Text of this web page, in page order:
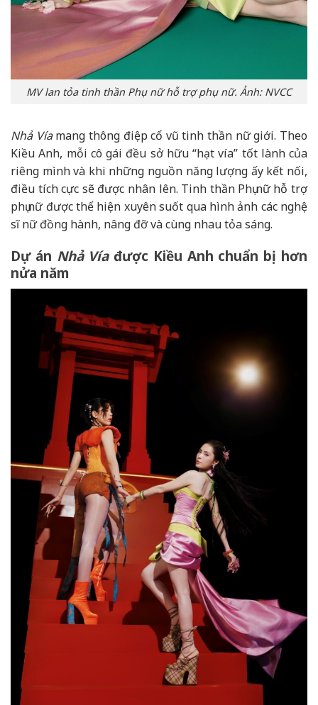
MV lan tỏa tinh thần Phụ nữ hỗ trợ phụ nữ. Ảnh: NVCC
Nhả Víamang thông điệp cổ vũ tinh thần nữ giới. Theo
Kiều Anh, mỗi cô gái đều sở hữu “hạt vía” tốt lành của
riêng mình và khi những nguồn năng lượng ấy kết nối,
điều tích cực sẽ được nhân lên. Tinh thần Phụ nữ hỗ trợ
phụ nữ được thể hiện xuyên suốt qua hình ảnh các nghệ
sĩ nữ đồng hành, nâng đỡ và cùng nhau tỏa sáng.
Dự án Nhả Víađược Kiều Anh chuẩn bị hơn
nửa năm